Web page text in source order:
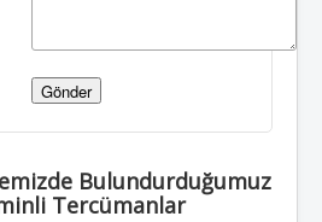
Bulundurduğumuz
Tercümanlar